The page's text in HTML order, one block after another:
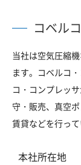
コベル
当社は空気圧縮
ます。コベルコ
コ・コンプレッ
守・販売、真空
賃貸などを行って
本社所在地